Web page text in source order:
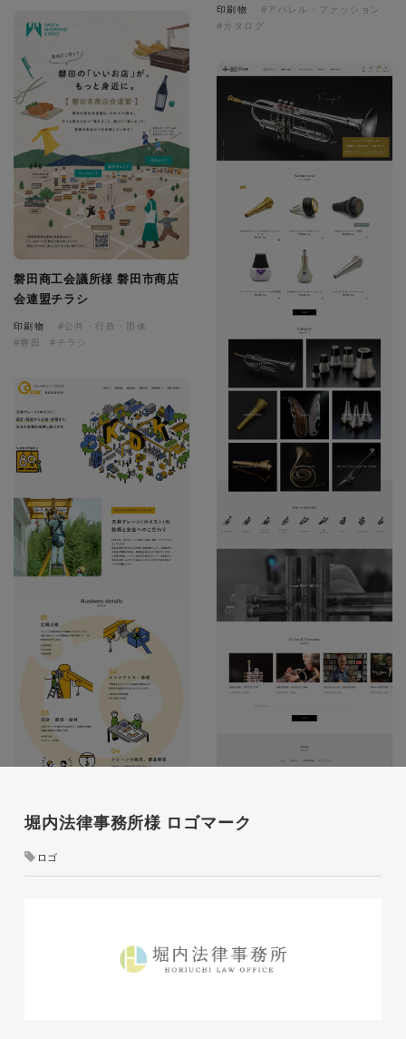
印刷物
#アパレル・ファッション
#カタログ
磐田商工会議所様 磐田市商店
会連盟チラシ
印刷物
#公共・行政・団体
#磐田
#チラシ
堀内法律事務所様 ロゴマーク
ロゴ